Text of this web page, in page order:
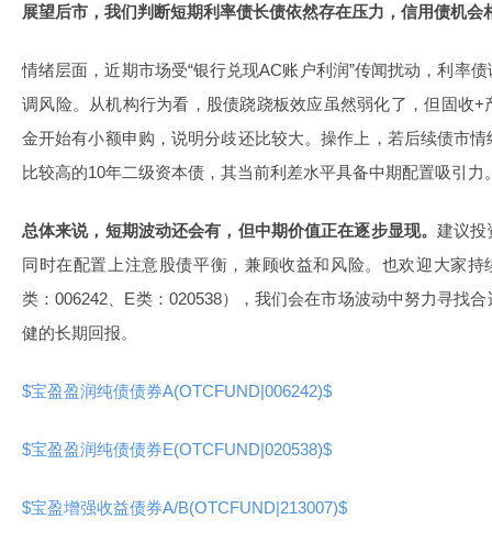
展望后市，我们判断短期利率债长债依然存在压力，信用债机会
情绪层面，近期市场受“银行兑现AC账户利润”传闻扰动，利率
调风险。从机构行为看，股债跷跷板效应虽然弱化了，但固收
金开始有小额申购，说明分歧还比较大。操作上，若后续债市
比较高的10年二级资本债，其当前利差水平具备中期配置吸引力
总体来说，短期波动还会有，但中期价值正在逐步显现。 建议投
同时在配置上注意股债平衡，兼顾收益和风险。也欢迎大家
类：006242、E类：020538），我们会在市场波动中努力寻找
健的长期回报。
$宝盈盈润纯债债券A(OTCFUND|006242)$
$宝盈盈润纯债债券E(OTCFUND|020538)$
$宝盈增强收益债券A/B(OTCFUND|213007)$